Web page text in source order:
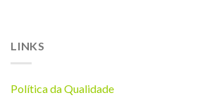
LINKS
Política da Qualidade